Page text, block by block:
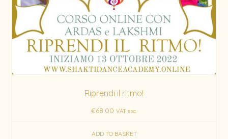
Riprendi il ritmo!
€68.00 VAT exc.
ADD TO BASKET